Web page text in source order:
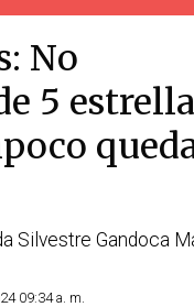
No
5
Silvestre Gandoca
09:34 a. m.